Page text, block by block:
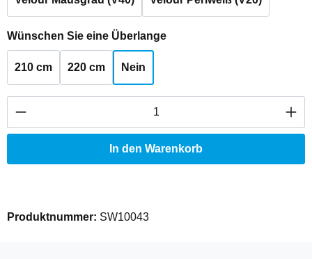
Wünschen Sie eine Überlangeauswählen
210 cm 220 cm Nein
Produkt Anzahl: Gib den gewünschten
In den Warenkorb
Produktnummer: SW10043